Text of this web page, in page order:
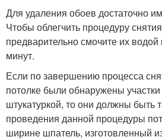
Для удаления обоев достаточно
Чтобы облегчить процедуру
предварительно смочите их водой
минут.
Если по завершению процесса
потолке были обнаружены
штукатуркой, то они должны быть
проведения данной процедуры
ширине шпатель, изготовленный